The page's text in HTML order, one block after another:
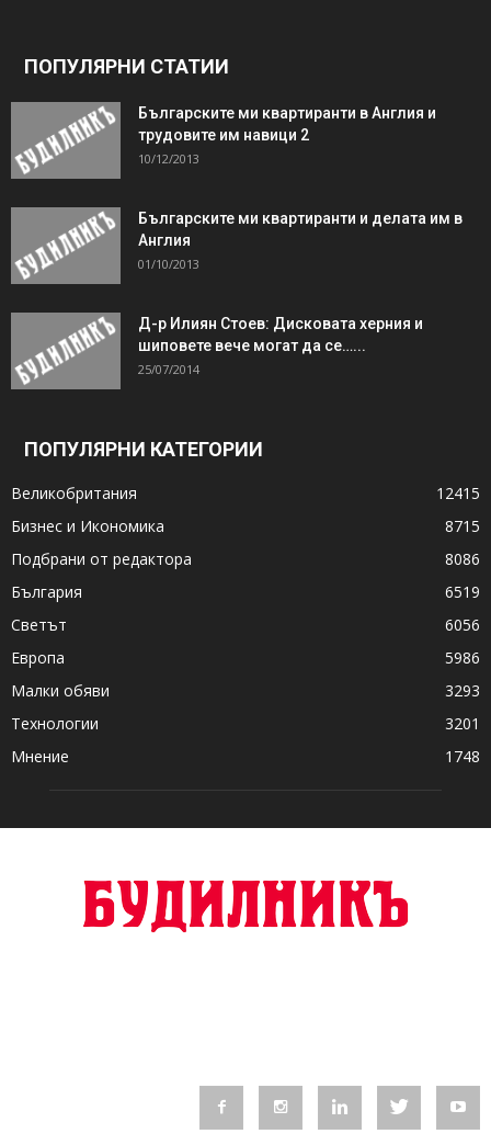
ПОПУЛЯРНИ СТАТИИ
Българските ми квартиранти в Англия и
трудовите им навици 2
10/12/2013
Българските ми квартиранти и делата им в
Англия
01/10/2013
Д-р Илиян Стоев: Дисковата херния и
шиповете вече могат да се…...
25/07/2014
ПОПУЛЯРНИ КАТЕГОРИИ
Великобритания
12415
Бизнес и Икономика
8715
Подбрани от редактора
8086
България
6519
Светът
6056
Европа
5986
Малки обяви
3293
Технологии
3201
Мнение
1748